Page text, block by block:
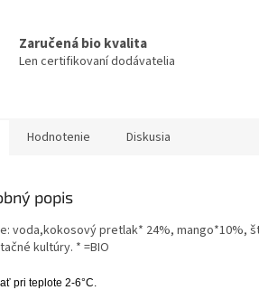
Zaručená bio kvalita
Len certifikovaní dodávatelia
Hodnotenie Diskusia
popis
voda,kokosový pretlak* 24%, mango*10%,
kultúry. * =BIO
pri teplote 2-6°C.